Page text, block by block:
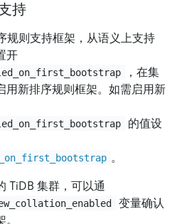
持
规则支持框架，从语义上支持
开
，在集
用新排序规则框架。如需启用新
的值设
。
TiDB 集群，可以通
变量确认